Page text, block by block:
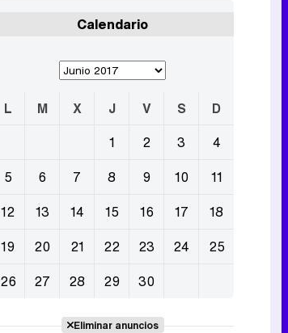
Calendario
L M X J V S
D
1
2 3
4
5
6 7 8 9 10
11
12
13 14 15 16 17
18
19
20 21 22 23 24
25
26
27 28 29 30
Eliminar anuncios